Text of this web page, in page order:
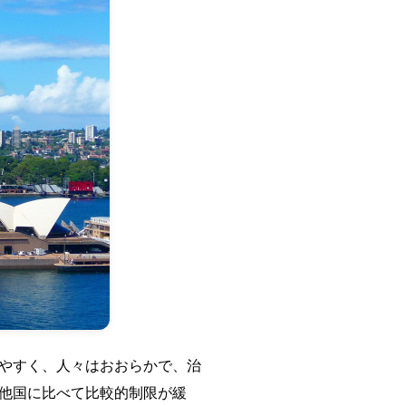
すく、人々はおおらかで、治
国に比べて比較的制限が緩